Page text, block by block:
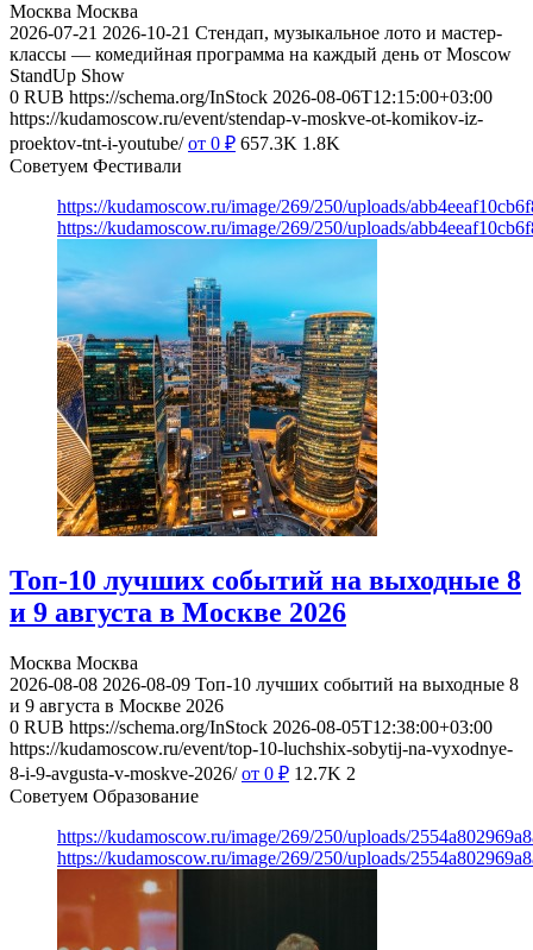
Москва Москва
2026-07-21 2026-10-21 Стендап, музыкальное лото и мастер-
классы — комедийная программа на каждый день от Moscow
StandUp Show
0 RUB https://schema.org/InStock 2026-08-06T12:15:00+03:00
https://kudamoscow.ru/event/stendap-v-moskve-ot-komikov-iz-
proektov-tnt-i-youtube/ от 0 ₽ 657.3K 1.8K
Советуем Фестивали
https://kudamoscow.ru/image/269/250/uploads/
https://kudamoscow.ru/image/269/250/uploads/
Топ-10 лучших событий на выходные 8
и 9 августа в Москве 2026
Москва Москва
2026-08-08 2026-08-09 Топ-10 лучших событий на выходные 8
и 9 августа в Москве 2026
0 RUB https://schema.org/InStock 2026-08-05T12:38:00+03:00
https://kudamoscow.ru/event/top-10-luchshix-sobytij-na-vyxodnye-
8-i-9-avgusta-v-moskve-2026/ от 0 ₽ 12.7K 2
Советуем Образование
https://kudamoscow.ru/image/269/250/uploads/
https://kudamoscow.ru/image/269/250/uploads/